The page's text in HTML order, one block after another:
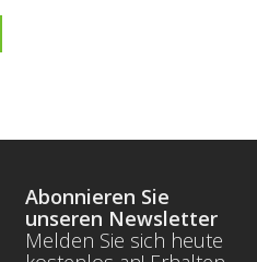
Abonnieren Sie
unseren Newsletter
Melden Sie sich heute